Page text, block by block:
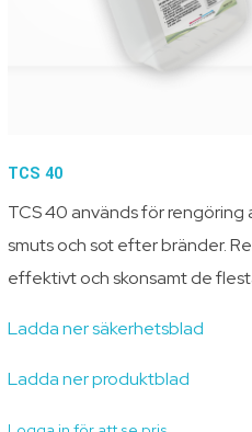
TCS 40
TCS 40 används för rengöring
smuts och sot efter bränder.
effektivt och skonsamt de
Ladda ner säkerhetsblad
Ladda ner produktblad